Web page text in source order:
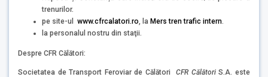
trenurilor.
pe site-ul www.cfrcalatori.ro, la Mers tren trafic intern.
la personalul nostru din staţii.
Despre CFR Călători:
Societatea de Transport Feroviar de CălătoriCFR CălătoriS.A. este